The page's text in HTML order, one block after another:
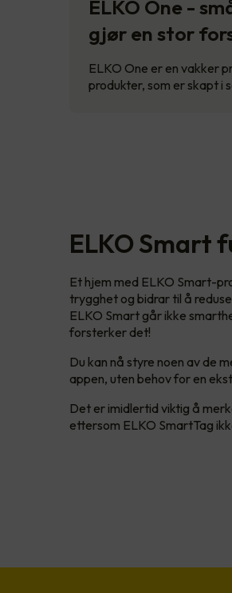
ELKO One -
gjør en stor
ELKO One er en vakker
produkter, som er skapt i
ELKO Smart
Et hjem med ELKO Smart-
trygghet og bidrar til å
ELKO Smart går ikke
forsterker det!
Du kan nå styre noen av de
appen, uten behov for en
Det er imidlertid viktig å
ettersom ELKO SmartTag